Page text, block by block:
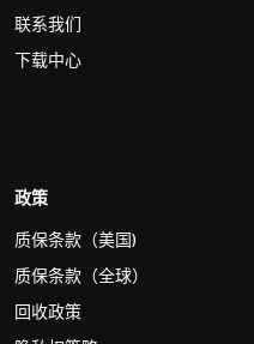
联系我们
下载中心
政策
质保条款（美国)
质保条款（全球）
回收政策